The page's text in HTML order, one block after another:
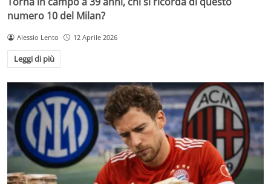
numero 10 del Milan?
Alessio Lento 12 Aprile 2026
Leggi di più